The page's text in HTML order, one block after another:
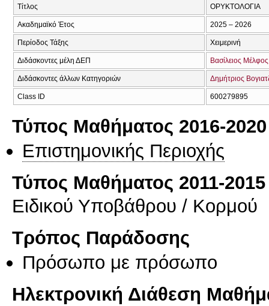
Τίτλος ΟΡΥΚΤΟΛΟΓΙΑ
Ακαδημαϊκό Έτος 2025 – 2026
Περίοδος Τάξης Χειμερινή
Διδάσκοντες μέλη ΔΕΠ Βασίλειος Μέλφος
Διδάσκοντες άλλων Κατηγοριών Δημήτριος
Class ID 600279895
Τύπος Μαθήματος 2016-2020
Επιστημονικής Περιοχής
Τύπος Μαθήματος 2011-2015
Ειδικού Υποβάθρου / Κορμού
Τρόπος Παράδοσης
Πρόσωπο με πρόσωπο
Ηλεκτρονική Διάθεση